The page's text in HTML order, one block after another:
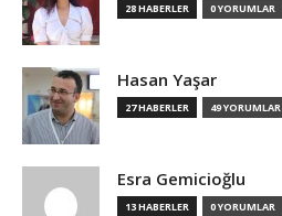
28 HABERLER 0 YORUMLAR
Hasan Yaşar
27 HABERLER 49 YORUMLAR
Esra Gemicioğlu
13 HABERLER 0 YORUMLAR